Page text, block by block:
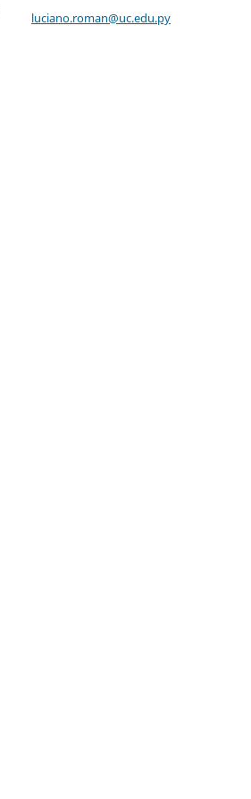
luciano.roman@uc.edu.py